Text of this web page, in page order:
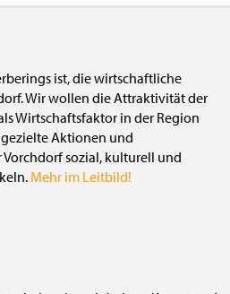
ist, die wirtschaftliche
Wir wollen die Attraktivität der
Wirtschaftsfaktor in der Region
Aktionen und
sozial, kulturell und
Mehr im Leitbild!